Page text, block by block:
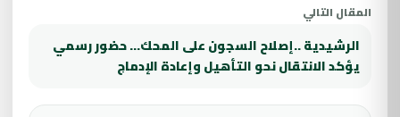
المقال التالي
الرشيدية ..إصلاح السجون على المحك… حضور رسمي
يؤكد الانتقال نحو التأهيل وإعادة الإدماج